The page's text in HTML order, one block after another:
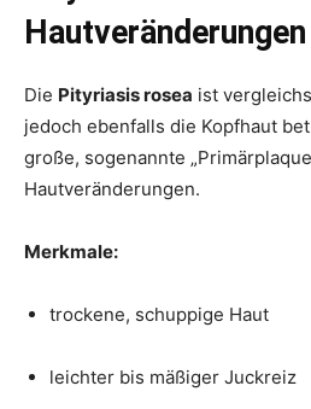
Hautveränderungen
Die Pityriasis rosea ist
jedoch ebenfalls die Kopfhaut
große, sogenannte
Hautveränderungen.
Merkmale:
trockene, schuppige Haut
leichter bis mäßiger Juckreiz